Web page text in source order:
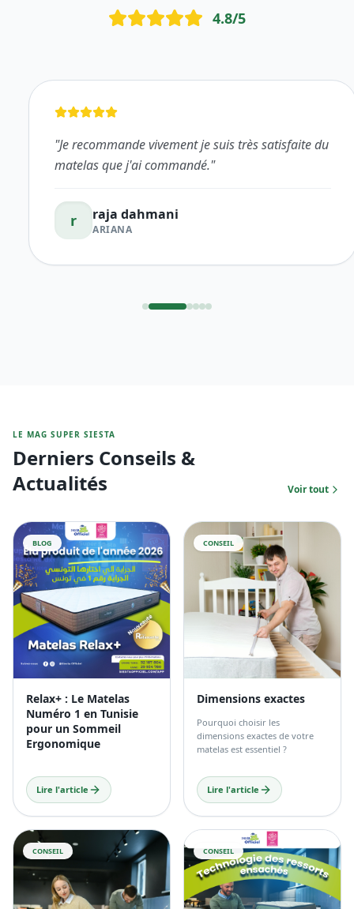
matelas que j'ai commandé."
Derniers Conseils &
Relax+ : Le Matelas
Numéro 1 en Tunisie
pour un Sommeil
Ergonomique
Lire l'article
Dimensions exactes
Pourquoi choisir les
dimensions exactes de votre
matelas est essentiel ?
Lire l'article
CONSEIL
Essayez votre matelas
avant de choisir : visitez
nos showrooms
Choisir un matelas est une
CONSEIL
Ressorts ensachés :
pourquoi cette
technologie améliore
votre sommeil ?